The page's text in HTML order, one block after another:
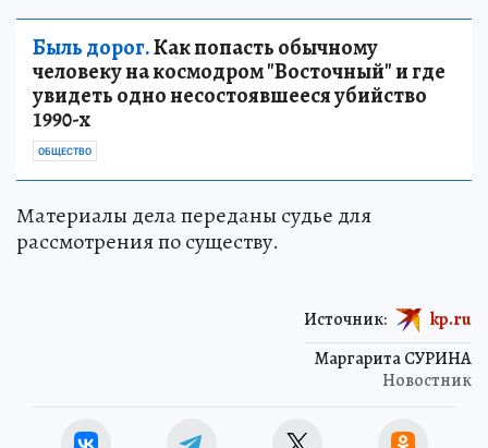
Быль дорог.Как попасть обычному
человеку на космодром "Восточный" и где
увидеть одно несостоявшееся убийство
1990-х
ОБЩЕСТВО
Материалы дела переданы судье для
рассмотрения по существу.
Маргарита СУРИНА
Новостник
Источник: kp.ru